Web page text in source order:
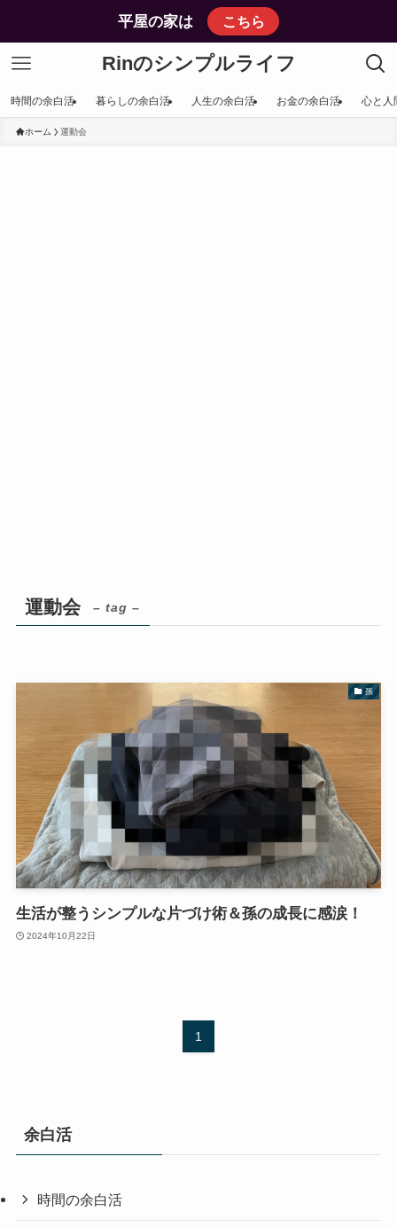
平屋の家は こちら
Rinのシンプルライフ
時間の余白活 暮らしの余白活 人生の余白活 お金の余白活 心と人
ホーム 運動会
運動会 – tag –
孫
生活が整うシンプルな片づけ術＆孫の成長に感涙！
2024年10月22日
1
余白活
時間の余白活